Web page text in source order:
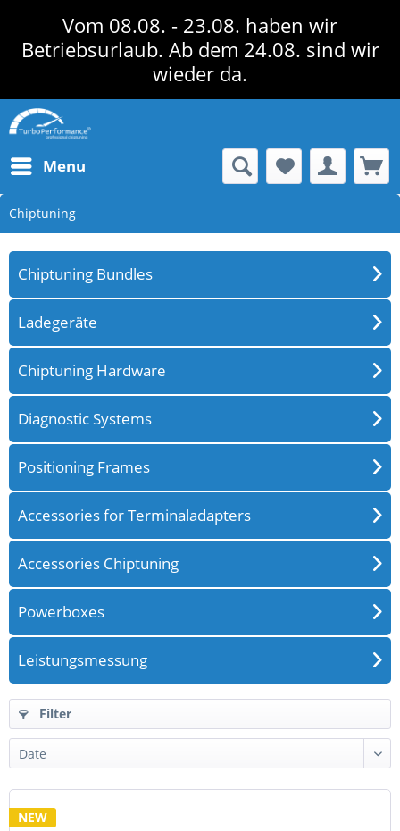
Vom 08.08. - 23.08. haben wir
Betriebsurlaub. Ab dem 24.08. sind wir
wieder da.
Menu
Chiptuning
Chiptuning Bundles
Ladegeräte
Chiptuning Hardware
Diagnostic Systems
Positioning Frames
Accessories for Terminaladapters
Accessories Chiptuning
Powerboxes
Leistungsmessung
Filter
NEW